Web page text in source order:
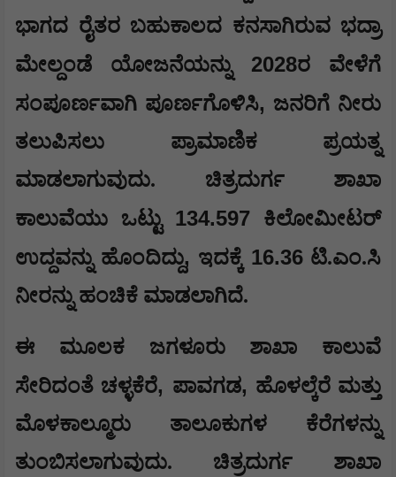
ಭಾಗದ ರೈತರ ಬಹುಕಾಲದ ಕನಸಾಗಿರುವ ಭದ್ರಾ
ಮೇಲ್ದಂಡೆ ಯೋಜನೆಯನ್ನು 2028ರ ವೇಳೆಗೆ
ಸಂಪೂರ್ಣವಾಗಿ ಪೂರ್ಣಗೊಳಿಸಿ, ಜನರಿಗೆ ನೀರು
ತಲುಪಿಸಲು ಪ್ರಾಮಾಣಿಕ ಪ್ರಯತ್ನ
ಮಾಡಲಾಗುವುದು. ಚಿತ್ರದುರ್ಗ ಶಾಖಾ
ಕಾಲುವೆಯು ಒಟ್ಟು 134.597 ಕಿಲೋಮೀಟರ್
ಉದ್ದವನ್ನು ಹೊಂದಿದ್ದು, ಇದಕ್ಕೆ 16.36ಟಿ.ಎಂ.ಸಿ
ನೀರನ್ನು ಹಂಚಿಕೆ ಮಾಡಲಾಗಿದೆ.
ಈ ಮೂಲಕ ಜಗಳೂರು ಶಾಖಾ ಕಾಲುವೆ
ಸೇರಿದಂತೆ ಚಳ್ಳಕೆರೆ, ಪಾವಗಡ, ಹೊಳಲ್ಕೆರೆ ಮತ್ತು
ಮೊಳಕಾಲ್ಮೂರು ತಾಲೂಕುಗಳ ಕೆರೆಗಳನ್ನು
ತುಂಬಿಸಲಾಗುವುದು. ಚಿತ್ರದುರ್ಗ ಶಾಖಾ